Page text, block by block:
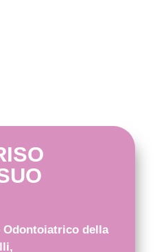
della